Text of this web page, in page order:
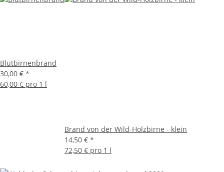
Blutbirnenbrand
30,00 € *
60,00 € pro 1 l
Brand von der Wild-Holzbirne - klein
14,50 € *
72,50 € pro 1 l